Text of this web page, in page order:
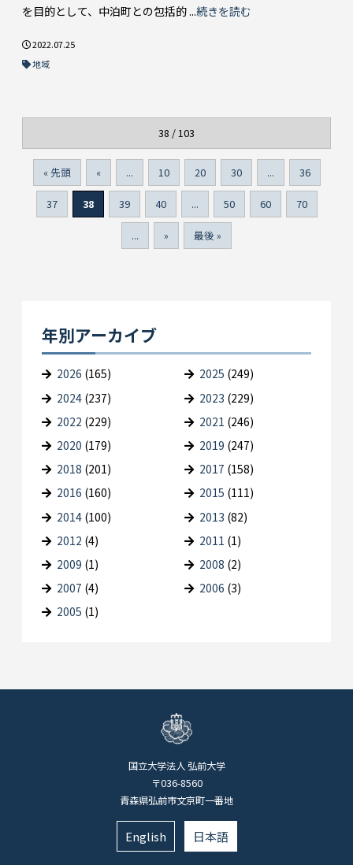
を目的として、中泊町との包括的 ...続きを読む
2022.07.25
地域
38 / 103
« 先頭 « ... 10 20 30 ... 36
37 38 39 40 ... 50 60 70
... » 最後 »
年別アーカイブ
2026 (165) 2025 (249)
2024 (237) 2023 (229)
2022 (229) 2021 (246)
2020 (179) 2019 (247)
2018 (201) 2017 (158)
2016 (160) 2015 (111)
2014 (100) 2013 (82)
2012 (4) 2011 (1)
2009 (1) 2008 (2)
2007 (4) 2006 (3)
2005 (1)
国立大学法人 弘前大学
〒036-8560
青森県弘前市文京町一番地
English 日本語